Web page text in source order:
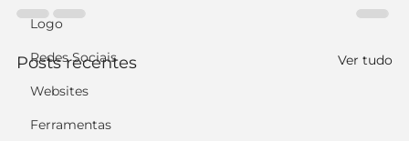
Logo
Redes Sociais
Websites
Ferramentas
Posts recentes Ver tudo